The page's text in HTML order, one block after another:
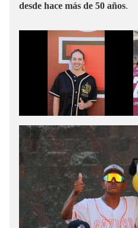
desde hace más de 50 años.